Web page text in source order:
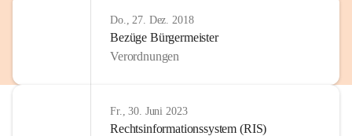
Do., 27. Dez. 2018
Bezüge Bürgermeister
Verordnungen
Fr., 30. Juni 2023
Rechtsinformationssystem (RIS)